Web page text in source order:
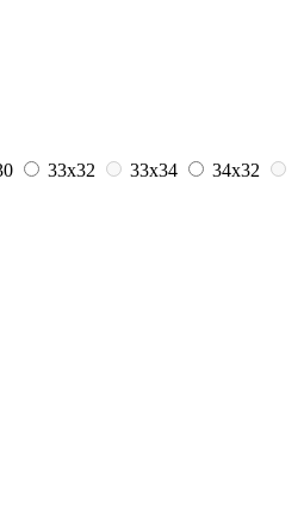
33x32 33x34
34x32